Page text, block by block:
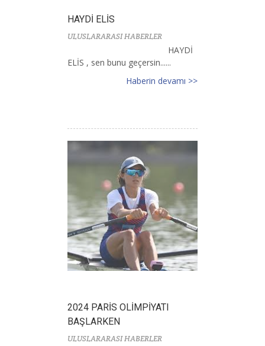
HAYDİ ELİS
ULUSLARARASI HABERLER
HAYDİ
ELİS , sen bunu geçersin......
Haberin devamı >>
2024 PARİS OLİMPİYATI
BAŞLARKEN
ULUSLARARASI HABERLER